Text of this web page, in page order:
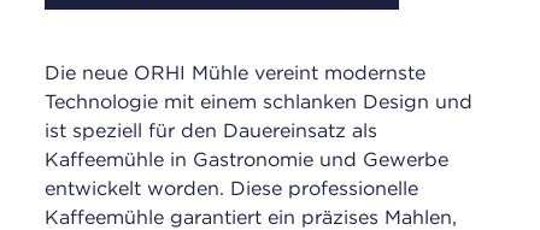
Die neue ORHI Mühle vereint modernste
Technologie mit einem schlanken Design und
ist speziell für den Dauereinsatz als
Kaffeemühle in Gastronomie und Gewerbe
entwickelt worden. Diese professionelle
Kaffeemühle garantiert ein präzises Mahlen,